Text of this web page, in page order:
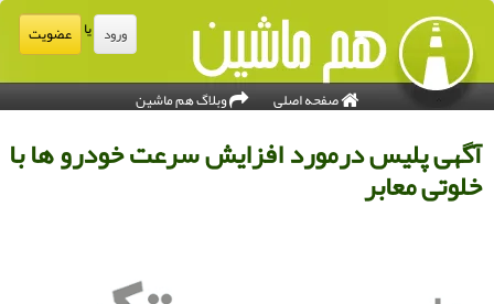
ورود عضویت
صفحه اصلی وبلاگ هم ماشین
آگهی پلیس درمورد افزایش سرعت خودرو ها با
خلوتی معابر